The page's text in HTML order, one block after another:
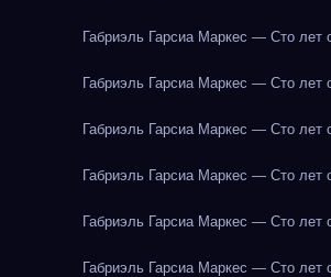
Габриэль Гарсиа Маркес — Сто лет
Габриэль Гарсиа Маркес — Сто лет
Габриэль Гарсиа Маркес — Сто лет
Габриэль Гарсиа Маркес — Сто лет
Габриэль Гарсиа Маркес — Сто лет
Габриэль Гарсиа Маркес — Сто лет